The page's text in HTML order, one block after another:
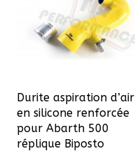
Durite aspiration d’air
en silicone renforcée
pour Abarth 500
réplique Biposto